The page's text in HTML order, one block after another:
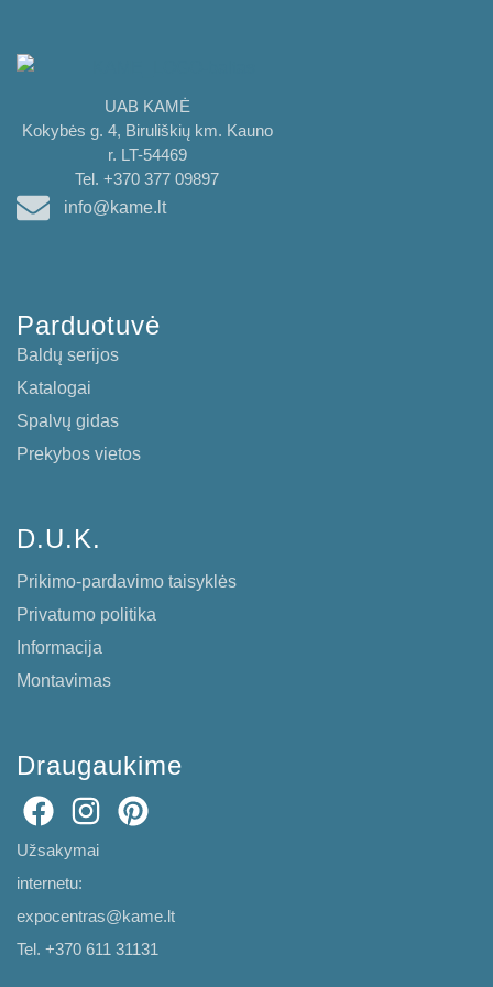
UAB KAMĖ
Kokybės g. 4, Biruliškių km. Kauno
r. LT-54469
Tel. +370 377 09897
info@kame.lt
Parduotuvė
Baldų serijos
Katalogai
Spalvų gidas
Prekybos vietos
D.U.K.
Prikimo-pardavimo taisyklės
Privatumo politika
Informacija
Montavimas
Draugaukime
Užsakymai
internetu:
expocentras@kame.lt
Tel. +370 611 31131